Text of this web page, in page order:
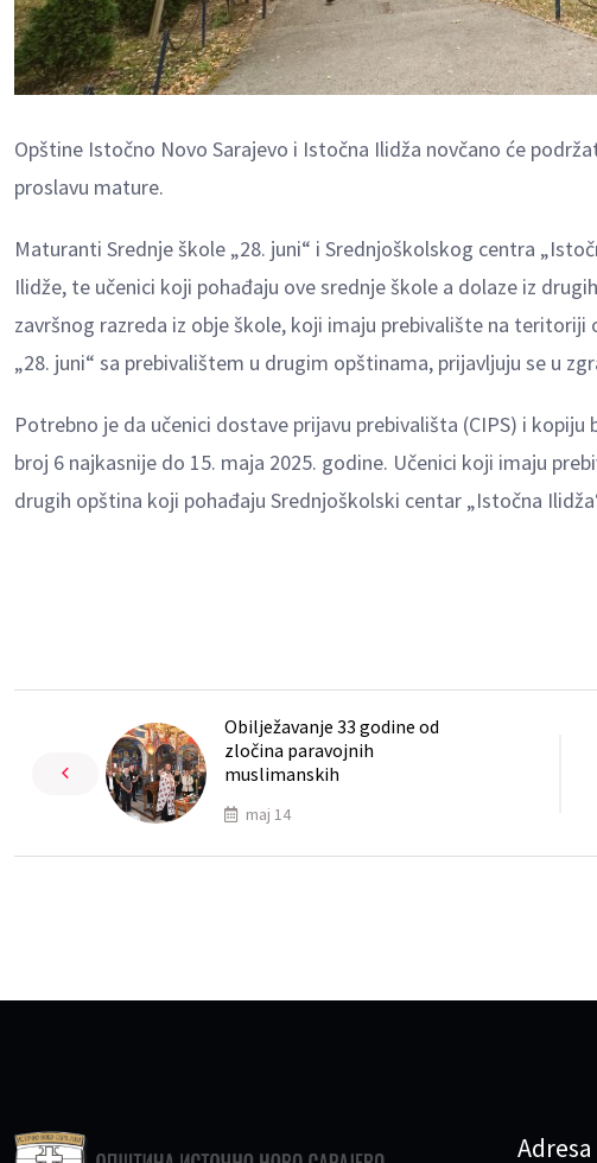
Opštine Istočno Novo Sarajevo i Istočna Ilidža novčano će
proslavu mature.
Maturanti Srednje škole „28. juni“ i Srednjoškolskog centra
Ilidže, te učenici koji pohađaju ove srednje škole a dolaze iz
završnog razreda iz obje škole, koji imaju prebivalište na
„28. juni“ sa prebivalištem u drugim opštinama, prijavljuju se u
Potrebno je da učenici dostave prijavu prebivališta (CIPS) i
broj 6 najkasnije do 15. maja 2025. godine. Učenici koji imaju
drugih opština koji pohađaju Srednjoškolski centar „Istočna
Obilježavanje 33 godine od
zločina paravojnih
muslimanskih
maj 14
Adresa